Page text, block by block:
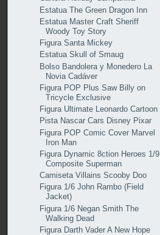
Estatua The Green Dragon Inn
Estatua Master Craft Sheriff
Woody Toy Story
Figura Santa Mickey
Estatua Skull of Smaug
Bolso Bandolera y Monedero La
Novia Cadáver
Figura POP Plus Saw Billy on
Tricycle Exclusive
Figura Ultimate Leonardo Cartoon
Pista Nascar Cars Disney Pixar
Figura POP Comic Cover Marvel
Iron Man
Figura Dynamic 8ction Heroes 1/9
Composite Superman
Camiseta Villains Scooby Doo
Figura 1/6 John Rambo (Field
Jacket)
Figura 1/6 Negan Smith The
Walking Dead
Figura Darth Vader A New Hope